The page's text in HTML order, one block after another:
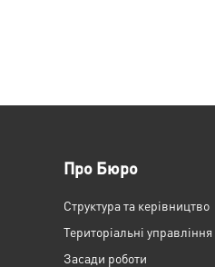
Про Бюро
Структура та керівництво
Територіальні управління
Засади роботи